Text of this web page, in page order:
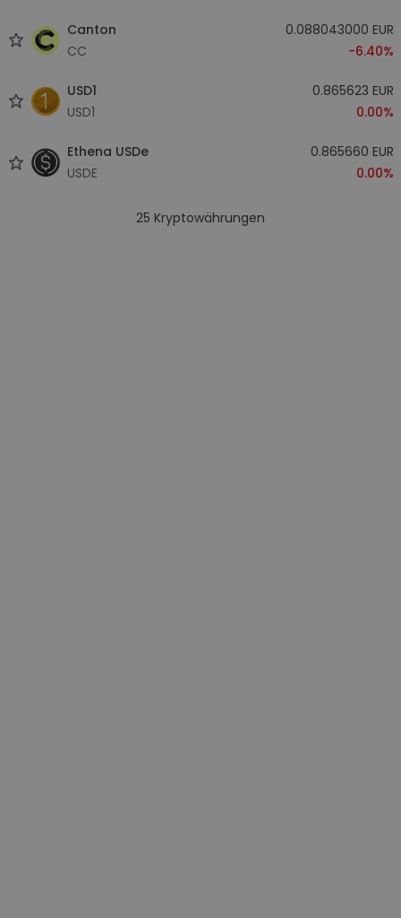
Canton
CC
0.088043000 EUR
-6.40%
USD1
USD1
0.865623 EUR
0.00%
Ethena USDe
USDE
0.865660 EUR
0.00%
25 Kryptowährungen